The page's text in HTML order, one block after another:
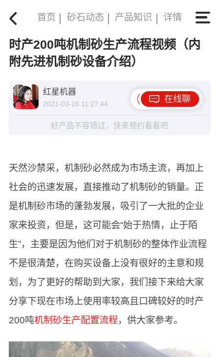
首页 砂石动态 产品知识 详情
时产200吨机制砂生产流程视频（内
附先进机制砂设备介绍）
红星机器
2021-03-18 11:27:44
在线聊
好产品不容错过，快来预约看看吧
天然沙禁采，机制砂必然成为市场主流，再加上
社会的迅速发展，直接推动了机制砂的销量。正
是机制砂市场的蓬勃发展，吸引了一大批的企业
家来投资，但是，这可能会“始于热情，止于陌
生”，主要是因为他们对于机制砂的整体作业流程
不是很清楚，在购买设备上没有很好的主意和规
划，为了更好的帮助到大家，我们接下来给大家
分享下现在市场上使用率较高且口碑较好的时产
200吨机制砂生产配置流程，供大家参考。